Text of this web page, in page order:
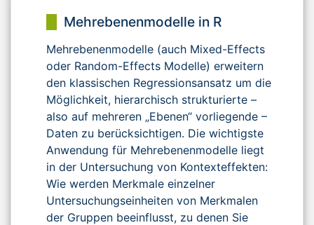
Mehrebenenmodelle in R
Mehrebenenmodelle (auch Mixed-Effects
oder Random-Effects Modelle) erweitern
den klassischen Regressionsansatz um die
Möglichkeit, hierarchisch strukturierte –
also auf mehreren „Ebenen“ vorliegende –
Daten zu berücksichtigen. Die wichtigste
Anwendung für Mehrebenenmodelle liegt
in der Untersuchung von Kontexteffekten:
Wie werden Merkmale einzelner
Untersuchungseinheiten von Merkmalen
der Gruppen beeinflusst, zu denen Sie